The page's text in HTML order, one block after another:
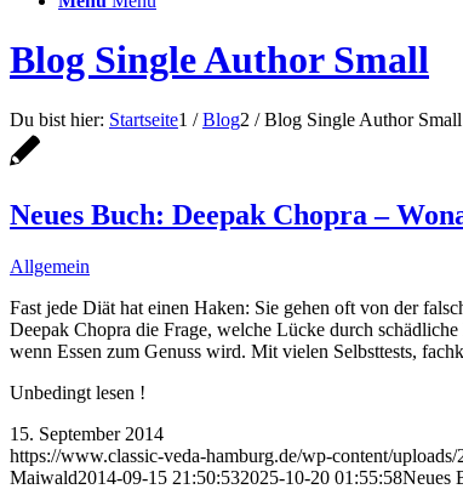
Blog Single Author Small
Du bist hier: Startseite1 / Blog2 / Blog Single Author Small
Neues Buch: Deepak Chopra –
Allgemein
Fast jede Diät hat einen Haken: Sie gehen oft von der
Deepak Chopra die Frage, welche Lücke durch
wenn Essen zum Genuss wird. Mit vielen Selbsttests,
Unbedingt lesen !
15. September 2014
https://www.classic-veda-hamburg.de/wp-content/
Maiwald2014-09-15 21:50:532025-10-20 01:55:58Neues